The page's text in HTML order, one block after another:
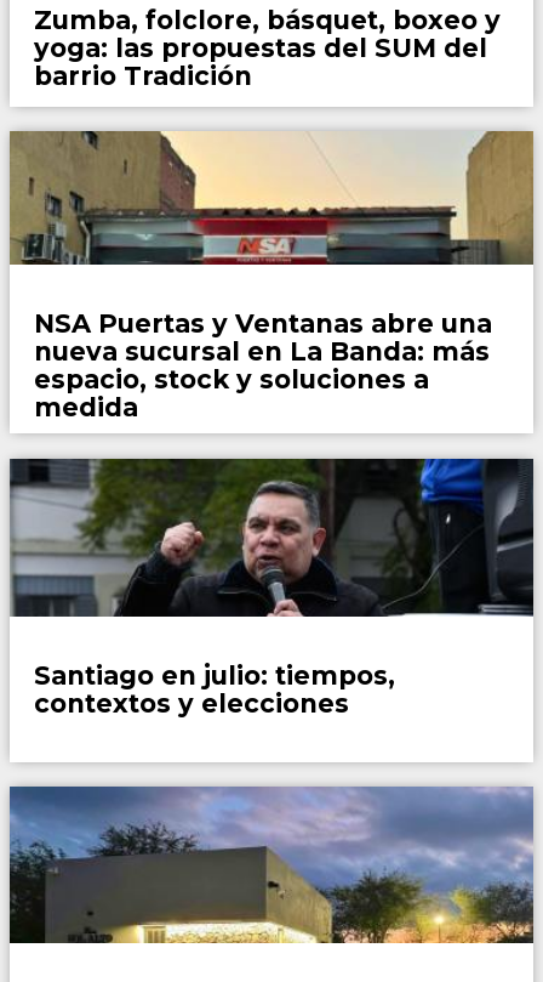
Zumba, folclore, básquet, boxeo y
yoga: las propuestas del SUM del
barrio Tradición
NSA Puertas y Ventanas abre una
nueva sucursal en La Banda: más
espacio, stock y soluciones a
medida
Santiago en julio: tiempos,
contextos y elecciones